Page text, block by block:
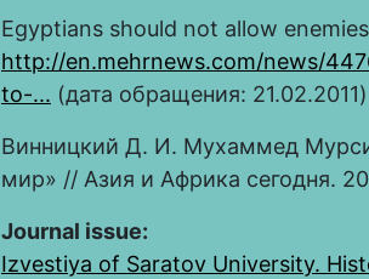
Egyptians should not allow
http://en.mehrnews.com/news/
to-... (дата обращения:
Винницкий Д. И. Мухаммед
мир» // Азия и Африка сегодня.
Journal issue:
Izvestiya of Saratov University.